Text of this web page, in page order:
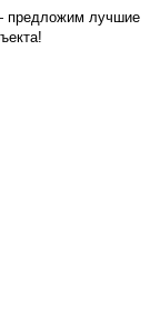
предложим лучшие